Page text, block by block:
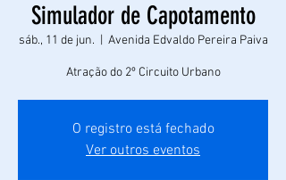
Simulador de Capotamento
sáb., 11 de jun. Avenida Edvaldo Pereira Paiva
Atração do 2º Circuito Urbano
O registro está fechado
Ver outros eventos